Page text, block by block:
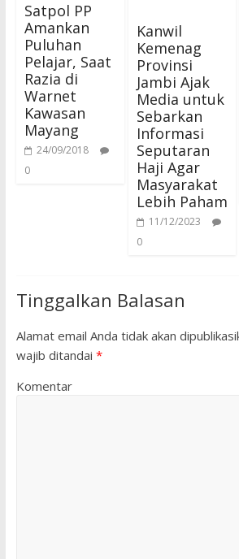
Satpol PP
Amankan
Puluhan
Pelajar, Saat
Razia di
Warnet
Kawasan
Mayang
24/09/2018
0
Kanwil
Kemenag
Provinsi
Jambi Ajak
Media untuk
Sebarkan
Informasi
Seputaran
Haji Agar
Masyarakat
Lebih Paham
11/12/2023
0
Tinggalkan Balasan
Alamat email Anda tidak akan
wajib ditandai *
Komentar